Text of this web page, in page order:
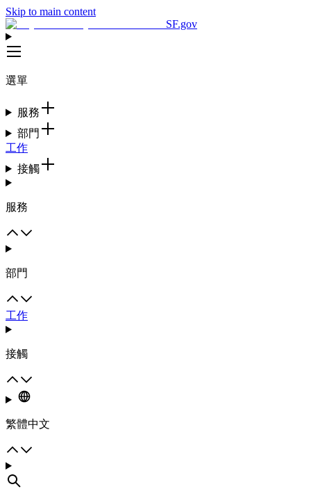
Skip to main content
SF.gov
選單
服務
部門
工作
接觸
服務
部門
工作
接觸
繁體中文